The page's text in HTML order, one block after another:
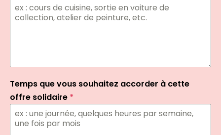
Temps que vous souhaitez accorder à cette
offre solidaire *